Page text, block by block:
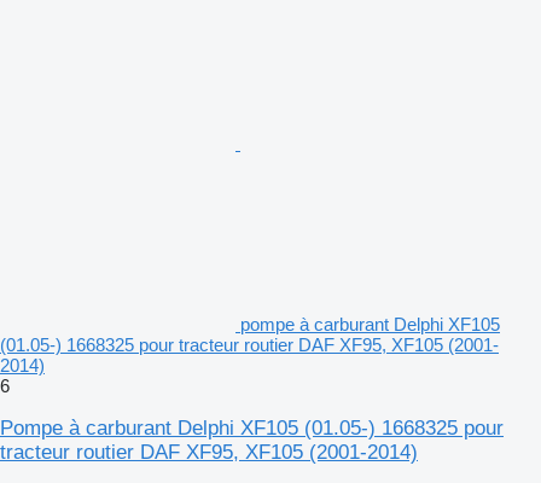
pompe à carburant Delphi XF105
(01.05-) 1668325 pour tracteur routier DAF XF95, XF105 (2001-
2014)
6
Pompe à carburant Delphi XF105 (01.05-) 1668325 pour
tracteur routier DAF XF95, XF105 (2001-2014)